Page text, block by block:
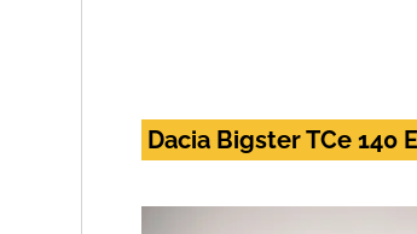
Dacia Bigster TCe 140